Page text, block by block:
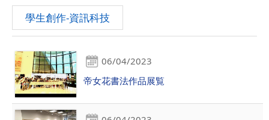
學生創作-資訊科技
06/04/2023
帝女花書法作品展覧